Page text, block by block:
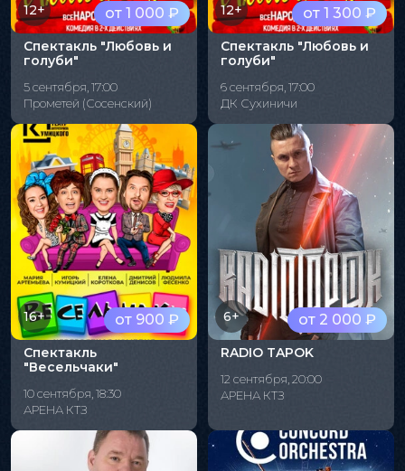
от 1 000 ₽
12+
Спектакль "Любовь и
голуби"
5 сентября, 17:00
Прометей (Сосенский)
от 1 300 ₽
12+
Спектакль "Любовь и
голуби"
6 сентября, 17:00
ДК Сухиничи
от 900 ₽
16+
Спектакль
"Весельчаки"
10 сентября, 18:30
АРЕНА КТЗ
от 2 000 ₽
6+
RADIO TAPOK
12 сентября, 20:00
АРЕНА КТЗ